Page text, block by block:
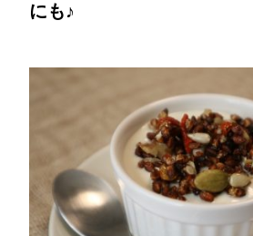
にも♪